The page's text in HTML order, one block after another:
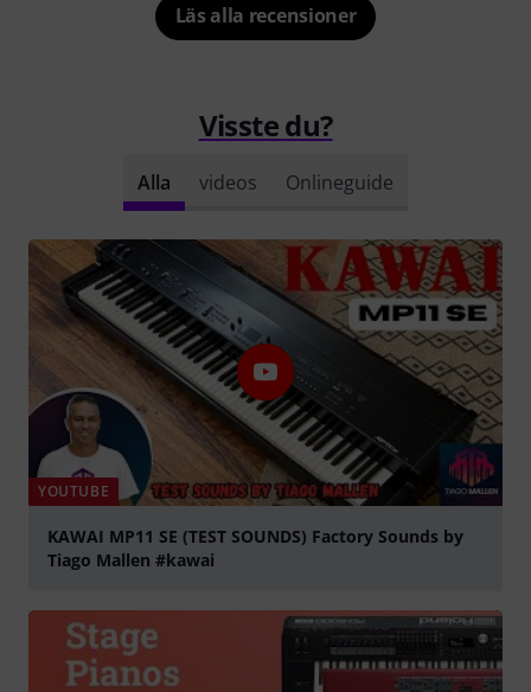
Läs alla recensioner
Visste du?
Alla videos Onlineguide
YOUTUBE
KAWAI MP11 SE (TEST SOUNDS) Factory Sounds by
Tiago Mallen #kawai